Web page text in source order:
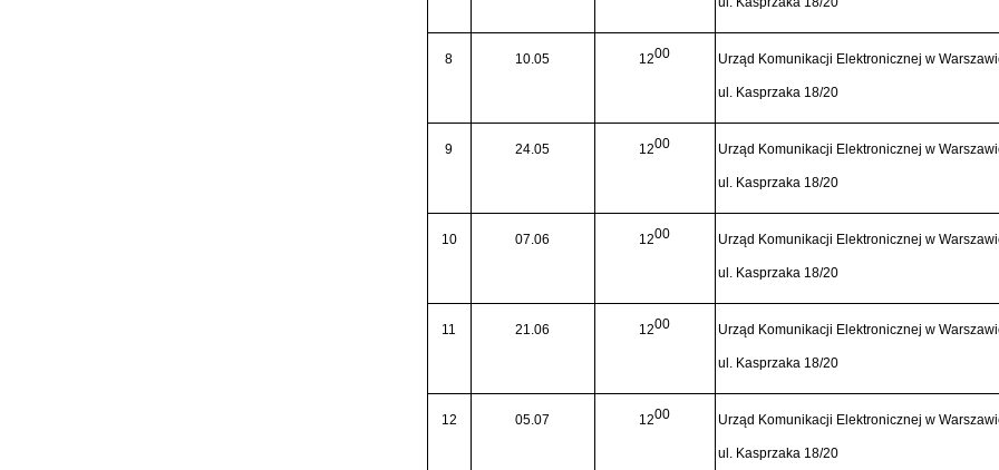
8 10.05 1200 Urząd Komunikacji Elektronicznej w
ul. Kasprzaka 18/20
9 24.05 1200 Urząd Komunikacji Elektronicznej w
ul. Kasprzaka 18/20
10 07.06 1200 Urząd Komunikacji Elektronicznej w
ul. Kasprzaka 18/20
11 21.06 1200 Urząd Komunikacji Elektronicznej w
ul. Kasprzaka 18/20
12 05.07 1200 Urząd Komunikacji Elektronicznej w
ul. Kasprzaka 18/20